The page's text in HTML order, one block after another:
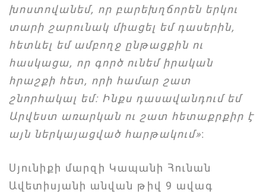
խոստովանեմ, որ բարեխղճորեն երկու
տարի շարունակ միացել եմ դասերին,
հետևել եմ ամբողջ ընթացքին ու
հասկացա, որ գործ ունեմ իրական
հրաշքի հետ, որի համար շատ
շնորհակալ եմ: Ինքս դասավանդում եմ
Արվեստ առարկան ու շատ հետաքրքիր է
այն ներկայացված հարթակում»։
Սյունիքի մարզի Կապանի Հունան
Ավետիսյանի անվան թիվ 9 ավագ